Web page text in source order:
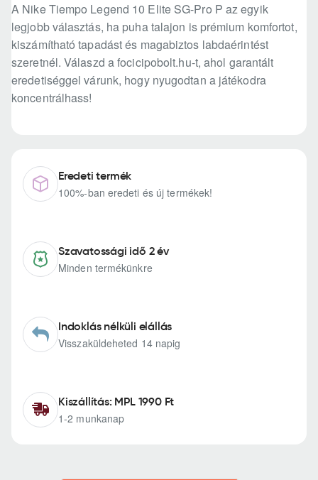
A Nike Tiempo Legend 10 Elite SG-Pro P az egyik
legjobb választás, ha puha talajon is prémium komfortot,
kiszámítható tapadást és magabiztos labdaérintést
szeretnél. Válaszd a focicipobolt.hu-t, ahol garantált
eredetiséggel várunk, hogy nyugodtan a játékodra
koncentrálhass!
Eredeti termék
100%-ban eredeti és új termékek!
Szavatossági idő 2 év
Minden termékünkre
Indoklás nélküli elállás
Visszaküldeheted 14 napig
Kiszállítás: MPL 1990 Ft
1-2 munkanap